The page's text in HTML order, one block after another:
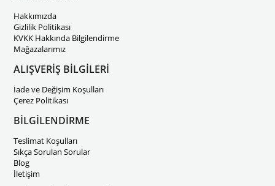
Hakkımızda
Gizlilik Politikası
KVKK Hakkında Bilgilendirme
Mağazalarımız
ALIŞVERİŞ BİLGİLERİ
İade ve Değişim Koşulları
Çerez Politikası
BİLGİLENDİRME
Teslimat Koşulları
Sıkça Sorulan Sorular
Blog
İletişim